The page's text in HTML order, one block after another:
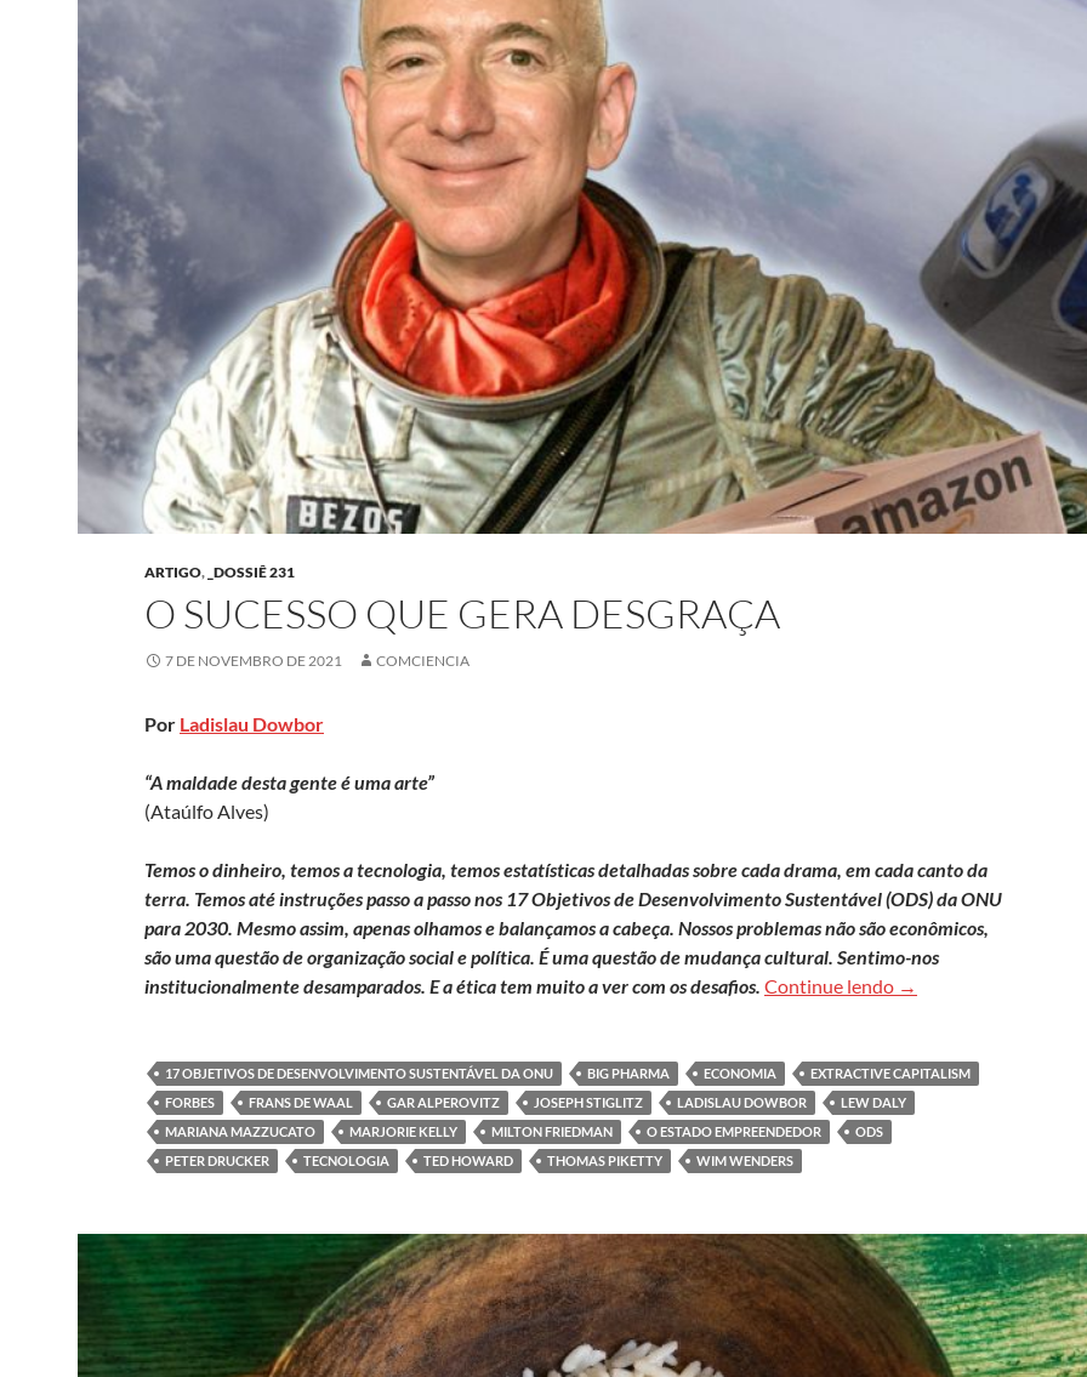
ARTIGO, _DOSSIÊ 231
O SUCESSO QUE GERA DESGRAÇA
7 DE NOVEMBRO DE 2021 COMCIENCIA
Por Ladislau Dowbor
“A maldade desta gente é uma arte”
(Ataúlfo Alves)
Temos o dinheiro, temos a tecnologia, temos estatísticas detalhadas sobre cada drama, em cada canto da
terra. Temos até instruções passo a passo nos 17 Objetivos de Desenvolvimento Sustentável (ODS) da ONU
para 2030. Mesmo assim, apenas olhamos e balançamos a cabeça. Nossos problemas não são econômicos,
são uma questão de organização social e política. É uma questão de mudança cultural. Sentimo-nos
institucionalmente desamparados. E a ética tem muito a ver com os desafios. Continue lendo O sucesso que gera
→
17 OBJETIVOS DE DESENVOLVIMENTO SUSTENTÁVEL DA ONU BIG PHARMA ECONOMIA
EXTRACTIVE CAPITALISM
FORBES
FRANS DE WAAL GAR ALPEROVITZ JOSEPH STIGLITZ LADISLAU DOWBOR
LEW DALY
MARIANA MAZZUCATO
MARJORIE KELLY MILTON FRIEDMAN O ESTADO EMPREENDEDOR
ODS
PETER DRUCKER
TECNOLOGIA TED HOWARD THOMAS PIKETTY WIM WENDERS